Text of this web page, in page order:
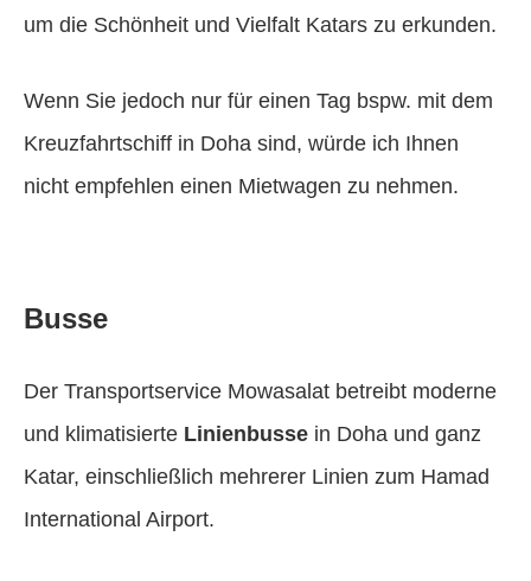
um die Schönheit und Vielfalt Katars zu erkunden.
Wenn Sie jedoch nur für einen Tag bspw. mit dem
Kreuzfahrtschiff in Doha sind, würde ich Ihnen
nicht empfehlen einen Mietwagen zu nehmen.
Busse
Der Transportservice Mowasalat betreibt moderne
und klimatisierte Linienbusse in Doha und ganz
Katar, einschließlich mehrerer Linien zum Hamad
International Airport.